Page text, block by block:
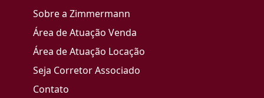
Sobre a Zimmermann
Área de Atuação Venda
Área de Atuação Locação
Seja Corretor Associado
Contato